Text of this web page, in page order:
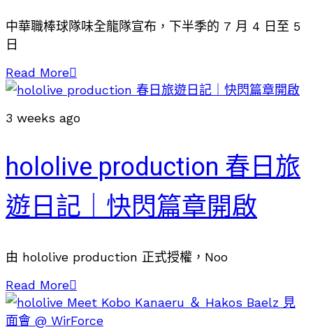
中華職棒球隊味全龍隊宣布，下半季的 7 月 4 日至 5
日
Read More
3 weeks ago
hololive production 春日旅
遊日記｜快閃篇章開啟
由 hololive production 正式授權，Noo
Read More